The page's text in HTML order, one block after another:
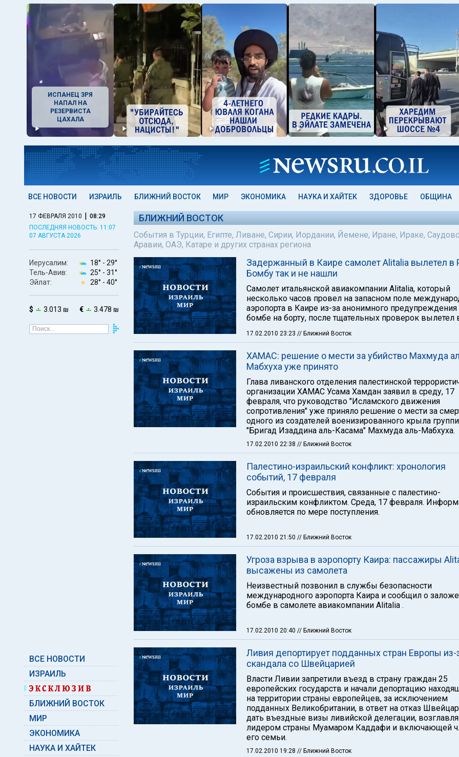
ИСПАНЕЦ ЗРЯ
НАПАЛ НА
РЕЗЕРВИСТА
ЦАХАЛА
ВСЕ НОВОСТИ ИЗРАИЛЬ БЛИЖНИЙ ВОСТОК МИР ЭКОНОМИКА НАУКА И ХАЙТЕК ЗДОРОВЬЕ ОБЩИНА
17 ФЕВРАЛЯ 2010 | 08:29
ПОСЛЕДНЯЯ НОВОСТЬ: 11:07
07 АВГУСТА 2026
Иерусалим: 18° - 29°
Тель-Авив:
25° - 31°
Эйлат:
28° - 40°
$ 3.013 ₪ € 3.478 ₪
ВСЕ НОВОСТИ
ИЗРАИЛЬ
БЛИЖНИЙ ВОСТОК
МИР
ЭКОНОМИКА
НАУКА И ХАЙТЕК
БЛИЖНИЙ ВОСТОК
События в Турции, Египте, Ливане, Сирии, Иордании, Йемене, Иране, Ираке,
Аравии, ОАЭ, Катаре и других странах региона
Задержанный в Каире самолет Alitalia вылетел в
Бомбу так и не нашли
Самолет итальянской авиакомпании Alitalia, который
несколько часов провел на запасном поле
аэропорта в Каире из-за анонимного предупреждения
бомбе на борту, после тщательных проверок вылетел
17.02.2010 23:23 // Ближний Восток
ХАМАС: решение о мести за убийство Махмуда
Мабхуха уже принято
Глава ливанского отделения палестинской
организации ХАМАС Усама Хамдан заявил в среду, 17
февраля, что руководство "Исламского движения
сопротивления" уже приняло решение о мести за
одного из создателей военизированного крыла
"Бригад Изаддина аль-Касама" Махмуда аль-Мабхуха.
17.02.2010 22:38 // Ближний Восток
Палестино-израильский конфликт: хронология
событий, 17 февраля
События и происшествия, связанные с палестино-
израильским конфликтом. Среда, 17 февраля.
обновляется по мере поступления.
17.02.2010 21:50 // Ближний Восток
Угроза взрыва в аэропорту Каира: пассажиры
высажены из самолета
Неизвестный позвонил в службы безопасности
международного аэропорта Каира и сообщил о
бомбе в самолете авиакомпании Alitalia .
17.02.2010 20:40 // Ближний Восток
Ливия депортирует подданных стран Европы из-
скандала со Швейцарией
Власти Ливии запретили въезд в страну граждан 25
европейских государств и начали депортацию
на территории страны европейцев, за исключением
подданных Великобритании, в ответ на отказ
дать въездные визы ливийской делегации,
лидером страны Муамаром Каддафи и включающей
его семьи.
17.02.2010 19:28 // Ближний Восток